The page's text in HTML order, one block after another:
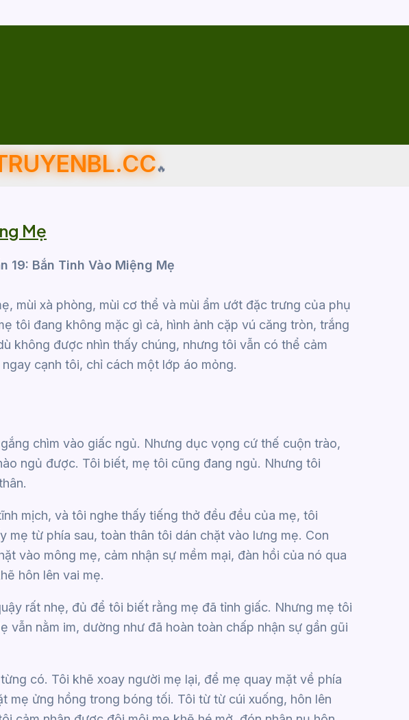
🔥
Mẹ
19: Bắn Tinh Vào Miệng Mẹ
mùi xà phòng, mùi cơ thể và mùi ẩm ướt đặc trưng của phụ
tôi đang không mặc gì cả, hình ảnh cặp vú căng tròn, trắng
không được nhìn thấy chúng, nhưng tôi vẫn có thể cảm
cạnh tôi, chỉ cách một lớp áo mỏng.
chìm vào giấc ngủ. Nhưng dục vọng cứ thế cuộn trào,
ngủ được. Tôi biết, mẹ tôi cũng đang ngủ. Nhưng tôi
mịch, và tôi nghe thấy tiếng thở đều đều của mẹ, tôi
mẹ từ phía sau, toàn thân tôi dán chặt vào lưng mẹ. Con
vào mông mẹ, cảm nhận sự mềm mại, đàn hồi của nó qua
hôn lên vai mẹ.
rất nhẹ, đủ để tôi biết rằng mẹ đã tỉnh giấc. Nhưng mẹ tôi
vẫn nằm im, dường như đã hoàn toàn chấp nhận sự gần gũi
có. Tôi khẽ xoay người mẹ lại, để mẹ quay mặt về phía
mẹ ửng hồng trong bóng tối. Tôi từ từ cúi xuống, hôn lên